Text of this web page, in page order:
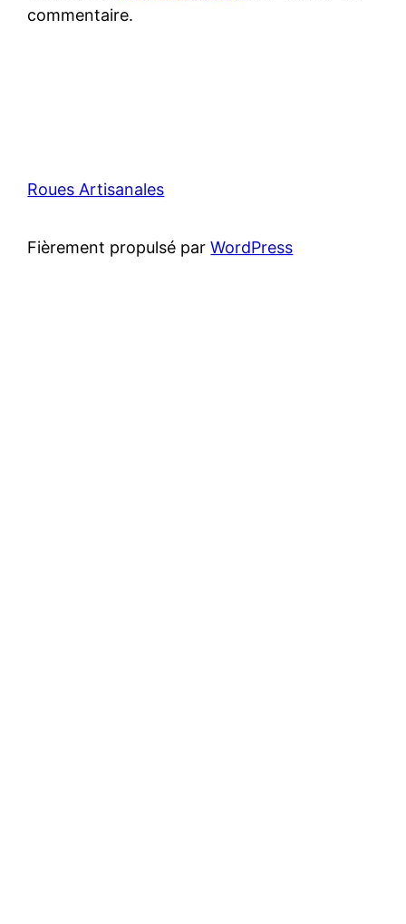
commentaire.
Roues Artisanales
Fièrement propulsé parWordPress